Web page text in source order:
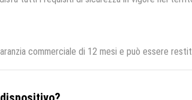
commerciale di 12 mesi e può essere